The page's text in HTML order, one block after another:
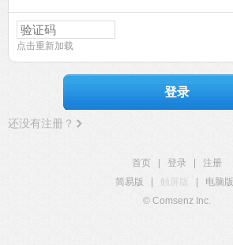
点击重新加载
登录
还没有注册？
首页 登录
注册
简易版
触屏版 电脑版
© Comsenz Inc.